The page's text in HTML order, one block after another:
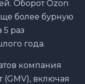
Оборот Ozon
более бурную
5 раз
года.
компания
(GMV), включая